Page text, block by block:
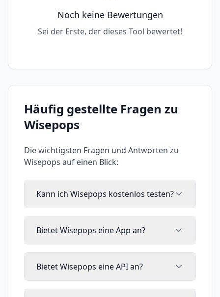
Noch keine Bewertungen
Sei der Erste, der dieses Tool bewertet!
Häufig gestellte Fragen zu
Wisepops
Die wichtigsten Fragen und Antworten zu
Wisepops auf einen Blick:
Kann ich Wisepops kostenlos testen?
Bietet Wisepops eine App an?
Bietet Wisepops eine API an?